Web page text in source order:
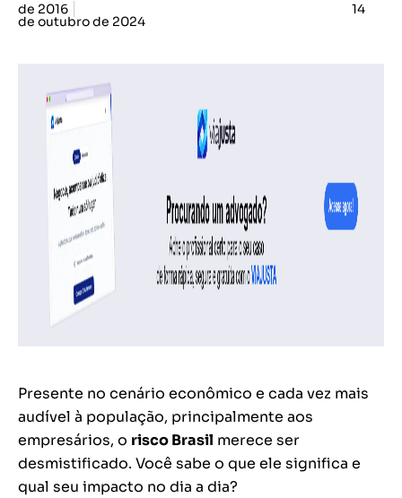
de 2016 14
de outubro de 2024
Presente no cenário econômico e cada vez mais
audível à população, principalmente aos
empresários, o risco Brasil merece ser
desmistificado. Você sabe o que ele significa e
qual seu impacto no dia a dia?